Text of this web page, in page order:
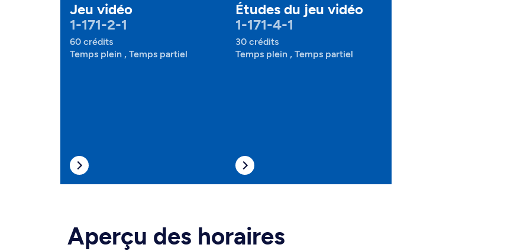
Jeu vidéo
1-171-2-1
60 crédits
Temps plein , Temps partiel
Études du jeu vidéo
1-171-4-1
30 crédits
Temps plein , Temps partiel
Aperçu des horaires